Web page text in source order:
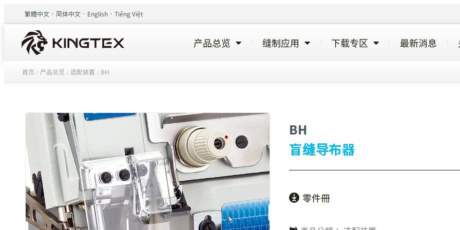
繁體中文 简体中文 English Tiếng Việt
产品总览 缝制应用 下载专区 最新消息
首页 / 产品总览 / 选配装置 / BH
BH
盲缝导布器
零件冊